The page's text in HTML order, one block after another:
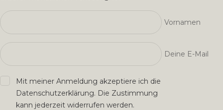
Vornamen
Deine E-Mail
Mit meiner Anmeldung akzeptiere ich die
Datenschutzerklärung. Die Zustimmung
kann jederzeit widerrufen werden.